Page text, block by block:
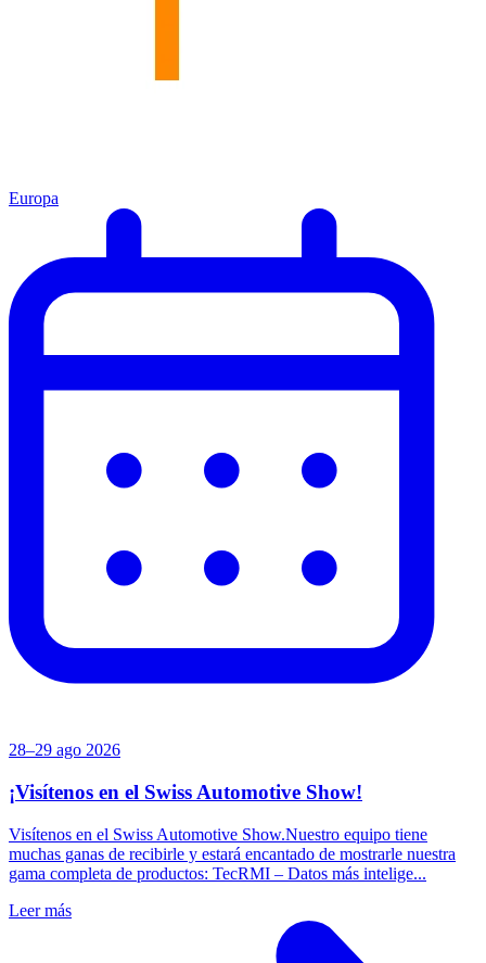
Europa
28–29 ago 2026
¡Visítenos en el Swiss Automotive Show!
Visítenos en el Swiss Automotive Show.Nuestro equipo tiene
muchas ganas de recibirle y estará encantado de mostrarle nuestra
gama completa de productos: TecRMI – Datos más intelige...
Leer más